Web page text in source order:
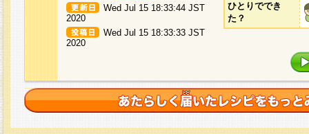
Wed Jul 15 18:33:44 JST
2020
Wed Jul 15 18:33:33 JST
2020
ひとりででき
た？